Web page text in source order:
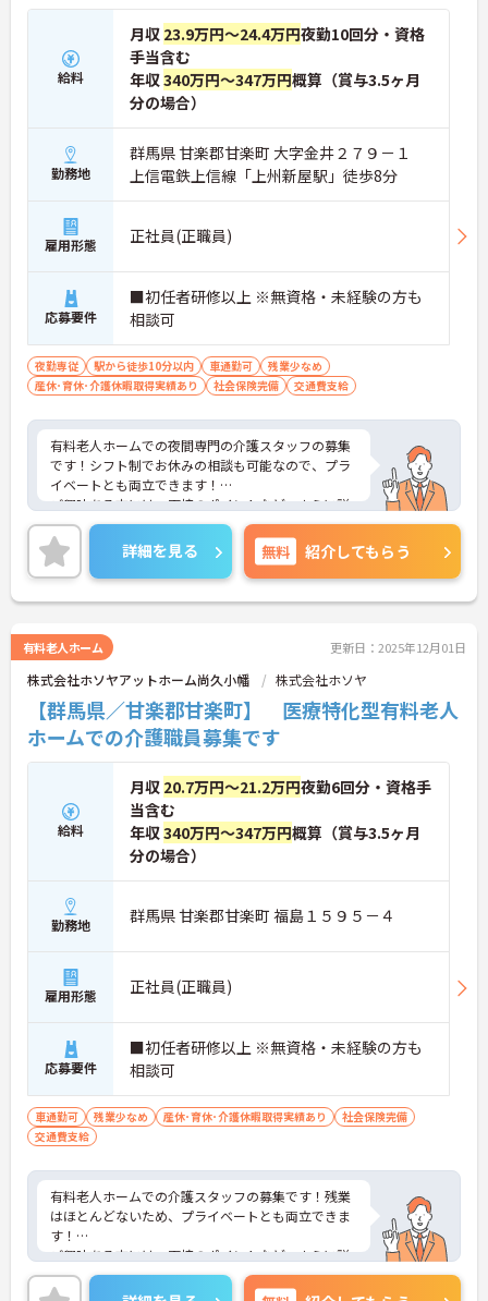
給料
月収 23.9万円～24.4万円夜勤10回分・資格
手当含む
年収340万円～347万円概算（賞与3.5ヶ月
分の場合）
勤務地
群馬県 甘楽郡甘楽町 大字金井２７９－１
上信電鉄上信線「上州新屋駅」徒歩8分
雇用形態 正社員(正職員)
応募要件
■初任者研修以上 ※無資格・未経験の方も
相談可
夜勤専従 駅から徒歩10分以内 車通勤可
残業少なめ
産休･育休･介護休暇取得実績あり
社会保険完備 交通費支給
有料老人ホームでの夜間専門の介護スタッフの募集
です！シフト制でお休みの相談も可能なので、プラ
イベートとも両立できます！
ご興味ある方には、面接のポイントなど、さらに詳
細をお話致しますのでお気軽にご相談ください。
詳細を見る 無料 紹介してもらう
有料老人ホーム 更新日：2025年12月01日
株式会社ホソヤアットホーム尚久小幡 株式会社ホソヤ
【群馬県／甘楽郡甘楽町】 医療特化型有料老人
ホームでの介護職員募集です
給料
月収 20.7万円～21.2万円夜勤6回分・資格手
当含む
年収340万円～347万円概算（賞与3.5ヶ月
分の場合）
勤務地 群馬県 甘楽郡甘楽町 福島１５９５－４
雇用形態 正社員(正職員)
応募要件
■初任者研修以上 ※無資格・未経験の方も
相談可
車通勤可 残業少なめ 産休･育休･介護休暇取得実績あり
社会保険完備
交通費支給
有料老人ホームでの介護スタッフの募集です！残業
はほとんどないため、プライベートとも両立できま
す！
ご興味ある方には、面接のポイントなど、さらに詳
細をお話致しますのでお気軽にご相談ください。